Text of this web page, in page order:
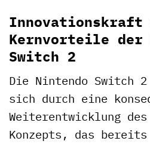
Innovationskraft
Kernvorteile der
Switch 2
Die Nintendo Switch
sich durch eine
Weiterentwicklung
Konzepts, das